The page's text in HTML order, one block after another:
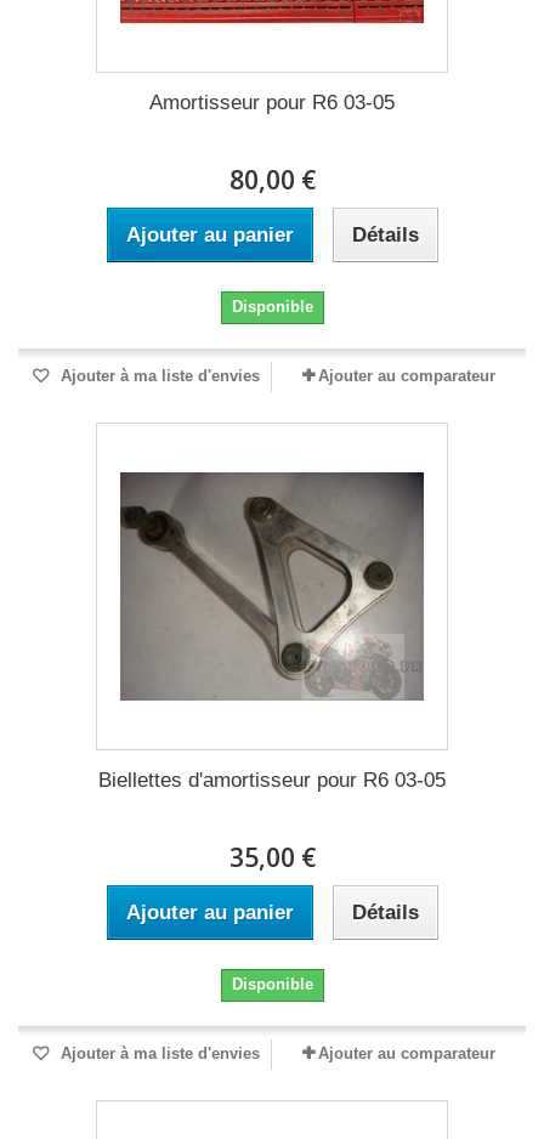
Amortisseur pour R6 03-05
80,00 €
Ajouter au panier Détails
Disponible
Ajouter à ma liste d'envies Ajouter au comparateur
Biellettes d'amortisseur pour R6 03-05
35,00 €
Ajouter au panier Détails
Disponible
Ajouter à ma liste d'envies Ajouter au comparateur